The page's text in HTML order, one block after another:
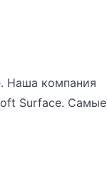
Наша компания
Surface. Самые